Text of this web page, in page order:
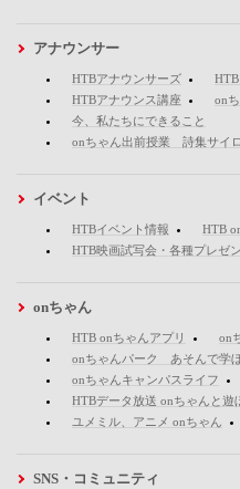
アナウンサー
HTBアナウンサーズ
HTBアナウンス講座
on
今、私たちにできること
onちゃん出前授業 詩集サイ
イベント
HTBイベント情報
HTB
HTB映画試写会・各種プレゼ
onちゃん
HTB onちゃんアプリ on
onちゃんパーク あそんで学
onちゃんキャンパスライフ
HTBデータ放送 onちゃんと
ユメミル、アニメ onちゃん
SNS・コミュニティ